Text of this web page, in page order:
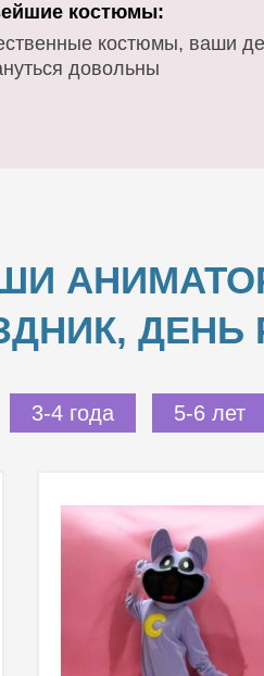
костюмы:
костюмы, ваши
довольны
3-4 года 5-6 лет